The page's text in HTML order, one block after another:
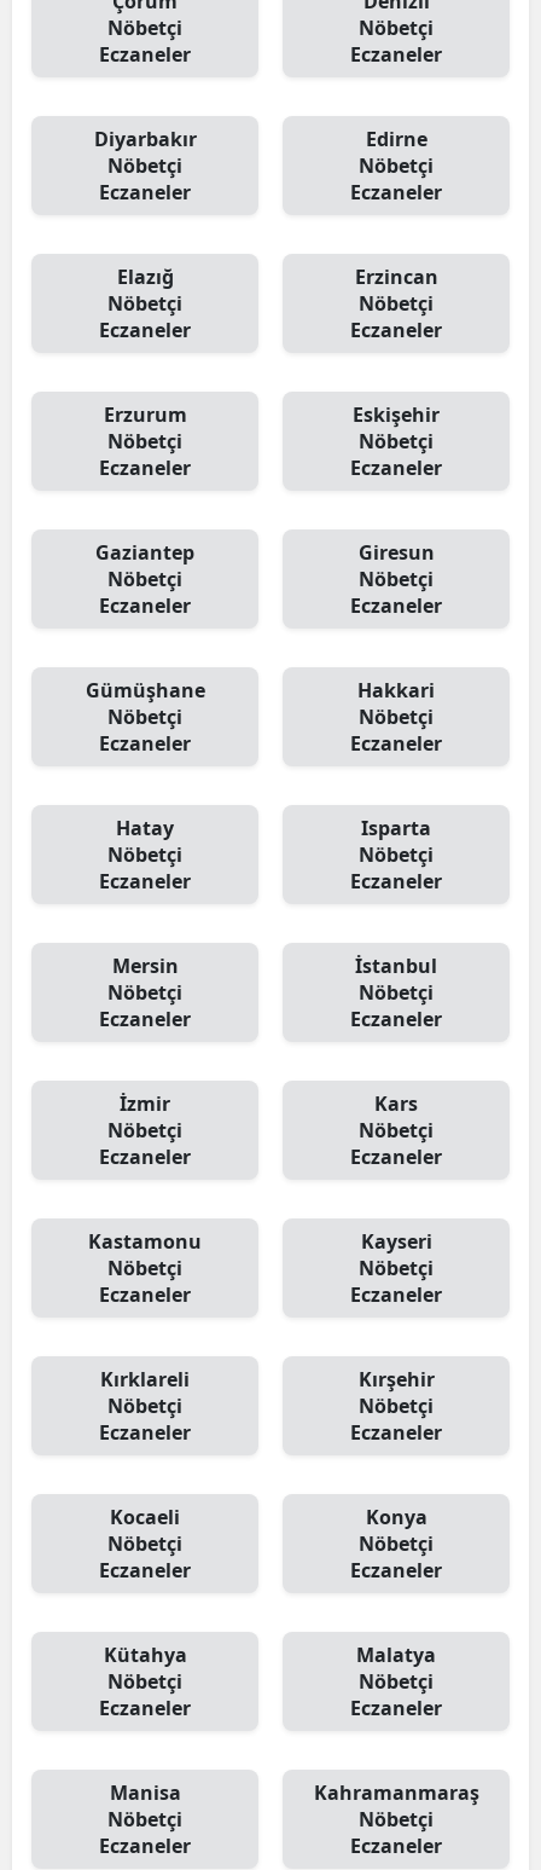
Nöbetçi
Eczaneler
Nöbetçi
Eczaneler
Diyarbakır
Nöbetçi
Eczaneler
Edirne
Nöbetçi
Eczaneler
Elazığ
Nöbetçi
Eczaneler
Erzincan
Nöbetçi
Eczaneler
Erzurum
Nöbetçi
Eczaneler
Eskişehir
Nöbetçi
Eczaneler
Gaziantep
Nöbetçi
Eczaneler
Giresun
Nöbetçi
Eczaneler
Gümüşhane
Nöbetçi
Eczaneler
Hakkari
Nöbetçi
Eczaneler
Hatay
Nöbetçi
Eczaneler
Isparta
Nöbetçi
Eczaneler
Mersin
Nöbetçi
Eczaneler
İstanbul
Nöbetçi
Eczaneler
İzmir
Nöbetçi
Eczaneler
Kars
Nöbetçi
Eczaneler
Kastamonu
Nöbetçi
Eczaneler
Kayseri
Nöbetçi
Eczaneler
Kırklareli
Nöbetçi
Eczaneler
Kırşehir
Nöbetçi
Eczaneler
Kocaeli
Nöbetçi
Eczaneler
Konya
Nöbetçi
Eczaneler
Kütahya
Nöbetçi
Eczaneler
Malatya
Nöbetçi
Eczaneler
Manisa
Nöbetçi
Eczaneler
Kahramanmaraş
Nöbetçi
Eczaneler